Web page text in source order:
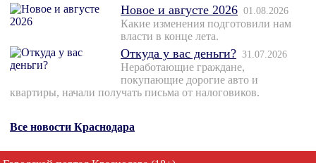
Новое и августе 2026 01.08.2026
Какие изменения подготовили нам
власти в конце лета.
Откуда у вас деньги? 31.07.2026
Неработающие граждане,
покупающие дорогие авто и
квартиры, начали получать письма от налоговиков.
Все новости Краснодара